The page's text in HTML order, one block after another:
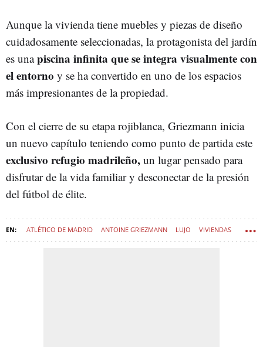
Aunque la vivienda tiene muebles y piezas de diseño
cuidadosamente seleccionadas, la protagonista del jardín
es unapiscina infinita que se integra visualmente con
el entorno y se ha convertido en uno de los espacios
más impresionantes de la propiedad.
Con el cierre de su etapa rojiblanca, Griezmann inicia
un nuevo capítulo teniendo como punto de partida este
exclusivo refugio madrileño, un lugar pensado para
disfrutar de la vida familiar y desconectar de la presión
del fútbol de élite.
ATLÉTICO DE MADRID ANTOINE GRIEZMANN LUJO VIVIENDAS